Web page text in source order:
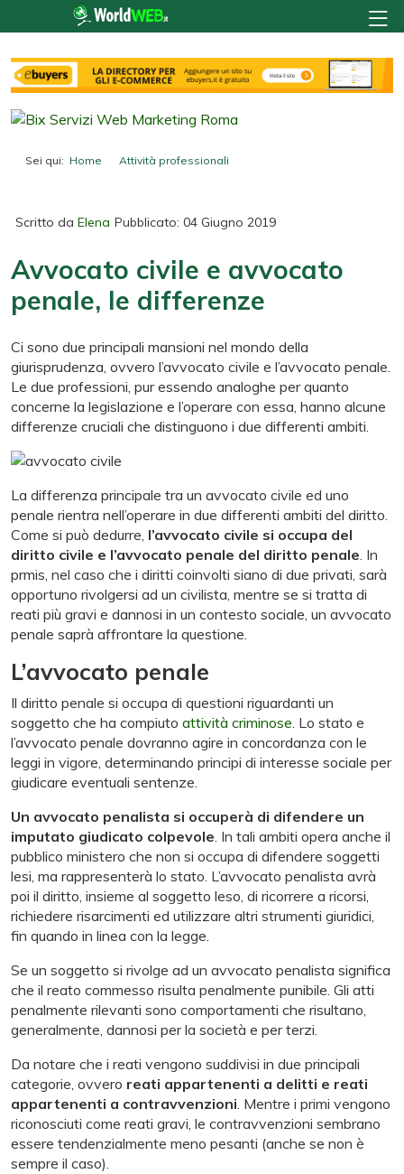
Sei qui: Home
Attività professionali
Scritto da Elena Pubblicato: 04 Giugno 2019
Avvocato civile e avvocato
penale, le differenze
Ci sono due principali mansioni nel mondo della
giurisprudenza, ovvero l’avvocato civile e l’avvocato penale.
Le due professioni, pur essendo analoghe per quanto
concerne la legislazione e l’operare con essa, hanno alcune
differenze cruciali che distinguono i due differenti ambiti.
La differenza principale tra un avvocato civile ed uno
penale rientra nell’operare in due differenti ambiti del diritto.
Come si può dedurre, l’avvocato civile si occupa del
diritto civile e l’avvocato penale del diritto penale. In
prmis, nel caso che i diritti coinvolti siano di due privati, sarà
opportuno rivolgersi ad un civilista, mentre se si tratta di
reati più gravi e dannosi in un contesto sociale, un avvocato
penale saprà affrontare la questione.
L’avvocato penale
Il diritto penale si occupa di questioni riguardanti un
soggetto che ha compiuto attività criminose. Lo stato e
l’avvocato penale dovranno agire in concordanza con le
leggi in vigore, determinando principi di interesse sociale per
giudicare eventuali sentenze.
Un avvocato penalista si occuperà di difendere un
imputato giudicato colpevole. In tali ambiti opera anche il
pubblico ministero che non si occupa di difendere soggetti
lesi, ma rappresenterà lo stato. L’avvocato penalista avrà
poi il diritto, insieme al soggetto leso, di ricorrere a ricorsi,
richiedere risarcimenti ed utilizzare altri strumenti giuridici,
fin quando in linea con la legge.
Se un soggetto si rivolge ad un avvocato penalista significa
che il reato commesso risulta penalmente punibile. Gli atti
penalmente rilevanti sono comportamenti che risultano,
generalmente, dannosi per la società e per terzi.
Da notare che i reati vengono suddivisi in due principali
categorie, ovvero reati appartenenti a delitti e reati
appartenenti a contravvenzioni. Mentre i primi vengono
riconosciuti come reati gravi, le contravvenzioni sembrano
essere tendenzialmente meno pesanti (anche se non è
sempre il caso).